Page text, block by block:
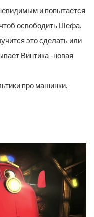
и попытается
освободить Шефа.
это сделать или
Винтика -новая
про машинки.